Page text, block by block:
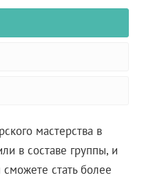
мастерства в
в составе группы, и
стать более